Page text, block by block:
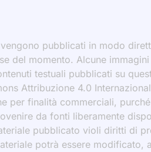
pubblicati in modo
del momento. Alcune
testuali pubblicati su
Attribuzione 4.0
per finalità commerciali,
da fonti liberamente
pubblicato violi diritti di
potrà essere modificato,